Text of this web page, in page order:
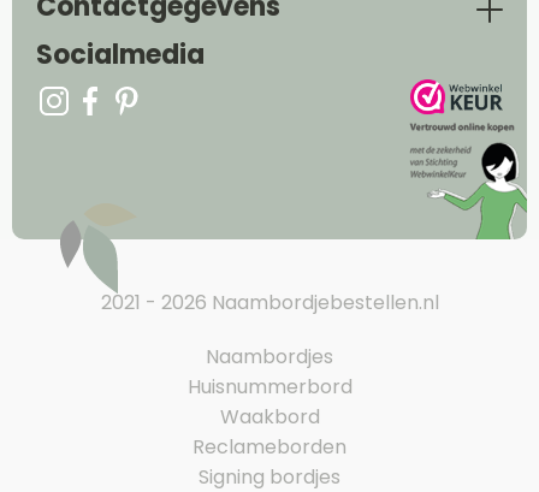
Socialmedia
2021 - 2026 Naambordjebestellen.nl
Naambordjes
Huisnummerbord
Waakbord
Reclameborden
Signing bordjes